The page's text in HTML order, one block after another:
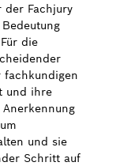
der Fachjury
die
fachkundigen
und ihre
und sie
Schritt auf